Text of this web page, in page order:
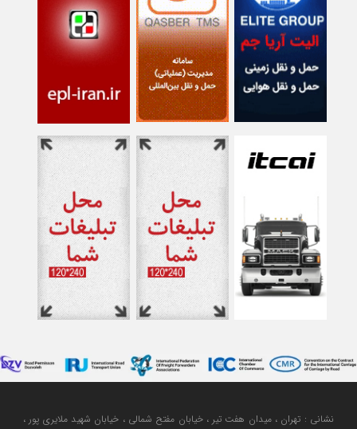
نشانی : تهران ، میدان هفت تیر ، خیابان مفتح شمالی ، خیابان شهید ملایری پور ،